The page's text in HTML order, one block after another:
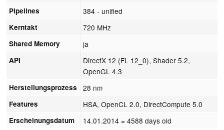
Pipelines 384 - unified
Kerntakt 720 MHz
Shared Memory ja
API
DirectX 12 (FL 12_0), Shader 5.2,
OpenGL 4.3
Herstellungsprozess 28 nm
Features HSA, OpenCL 2.0, DirectCompute 5.0
Erscheinungsdatum 14.01.2014 = 4588 days old